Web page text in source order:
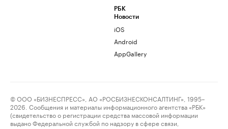
РБК
Новости
iOS
Android
AppGallery
© ООО «БИЗНЕСПРЕСС», АО «РОСБИЗНЕСКОНСАЛТИНГ», 1995–
2026. Сообщения и материалы информационного агентства «РБК»
(свидетельство о регистрации средства массовой информации
выдано Федеральной службой по надзору в сфере связи,